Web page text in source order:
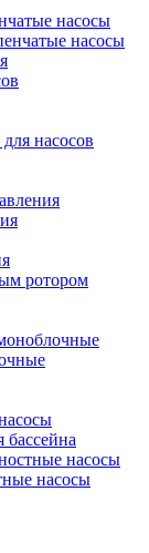
насосы
насосы
насосов
ротором
насосы
насосы